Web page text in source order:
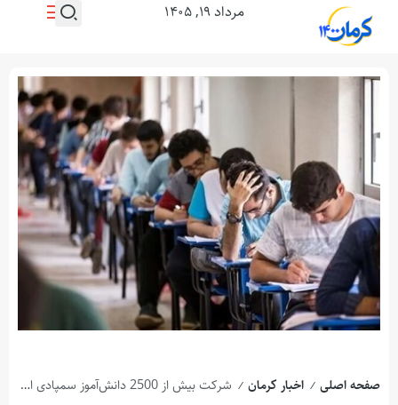
مرداد ۱۹, ۱۴۰۵
صفحه اصلی / اخبار کرمان / شرکت بیش از 2500 دانش‌آموز سمپادی استان کرمان در مسابقه بهار ریاضیات